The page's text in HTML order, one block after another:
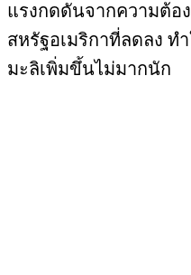
แรงกดดันจากความต้อ
สหรัฐอเมริกาที่ลดลง ท
มะลิเพิ่มขึ้นไม่มากนัก